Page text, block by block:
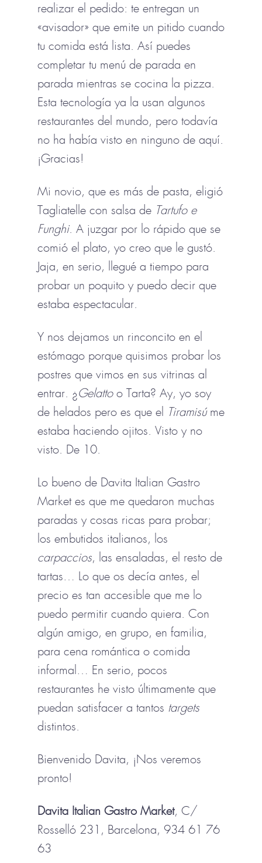
realizar el pedido: te entregan un
«avisador» que emite un pitido cuando
tu comida está lista. Así puedes
completar tu menú de parada en
parada mientras se cocina la pizza.
Esta tecnología ya la usan algunos
restaurantes del mundo, pero todavía
no ha había visto en ninguno de aquí.
¡Gracias!
Mi novio, que es más de pasta, eligió
Tagliatelle con salsa de Tartufo e
Funghi. A juzgar por lo rápido que se
comió el plato, yo creo que le gustó.
Jaja, en serio, llegué a tiempo para
probar un poquito y puedo decir que
estaba espectacular.
Y nos dejamos un rinconcito en el
estómago porque quisimos probar los
postres que vimos en sus vitrinas al
entrar. ¿Gelattoo Tarta? Ay, yo soy
de helados pero es que el Tiramisúme
estaba haciendo ojitos. Visto y no
visto. De 10.
Lo bueno de Davita Italian Gastro
Market es que me quedaron muchas
paradas y cosas ricas para probar;
los embutidos italianos, los
carpaccios, las ensaladas, el resto de
tartas… Lo que os decía antes, el
precio es tan accesible que me lo
puedo permitir cuando quiera. Con
algún amigo, en grupo, en familia,
para cena romántica o comida
informal… En serio, pocos
restaurantes he visto últimamente que
puedan satisfacer a tantos targets
distintos.
Bienvenido Davita, ¡Nos veremos
pronto!
Davita Italian Gastro Market, C/
Rosselló 231, Barcelona, 934 61 76
63